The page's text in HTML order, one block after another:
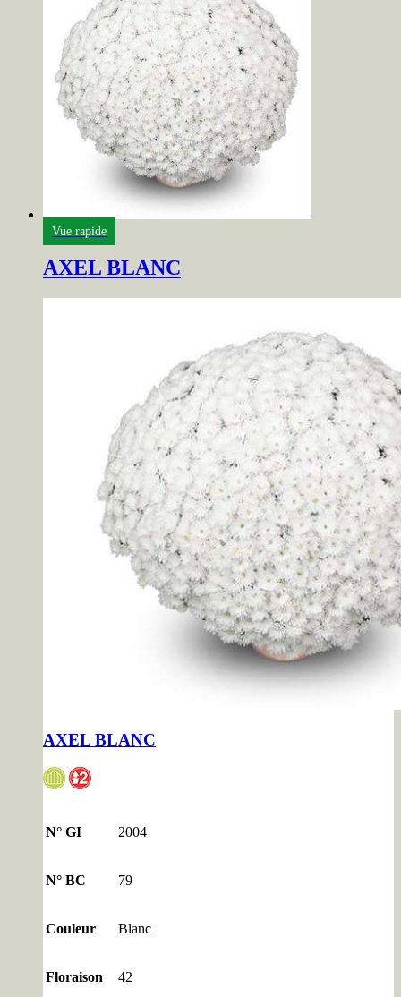
Vue rapide
AXEL BLANC
AXEL BLANC
N° GI 2004
N° BC 79
Couleur Blanc
Floraison 42